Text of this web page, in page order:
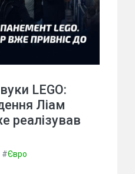
LEGO:
Ліам
реалізував
#Євро